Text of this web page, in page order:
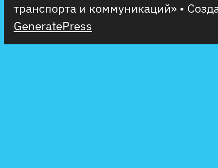
транспорта и коммуникаций» •
GeneratePress